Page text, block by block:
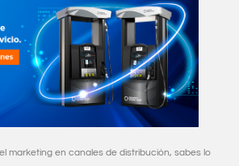
marketing en canales de distribución, sabes lo